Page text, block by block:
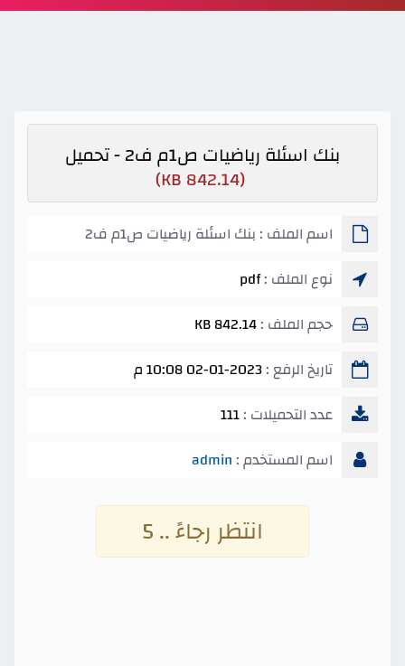
بنك اسئلة رياضيات ص1م ف2 - تحميل
(842.14 KB)
اسم الملف : بنك اسئلة رياضيات ص1م ف2
نوع الملف :pdf
حجم الملف :842.14 KB
تاريخ الرفع :02-01-2023 10:08 م
عدد التحميلات :111
اسم المستخدم : admin
انتظر رجاءً .. 4